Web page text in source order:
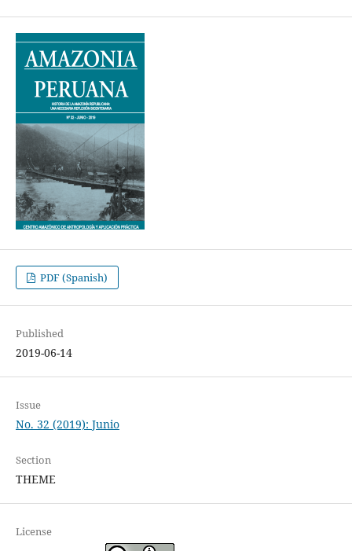
PDF (Spanish)
Published
2019-06-14
Issue
No. 32 (2019): Junio
Section
THEME
License